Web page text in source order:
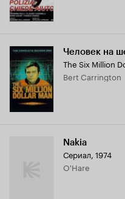
Человек на
The Six Million
Bert Carrington
Nakia
Сериал, 1974
O'Hare